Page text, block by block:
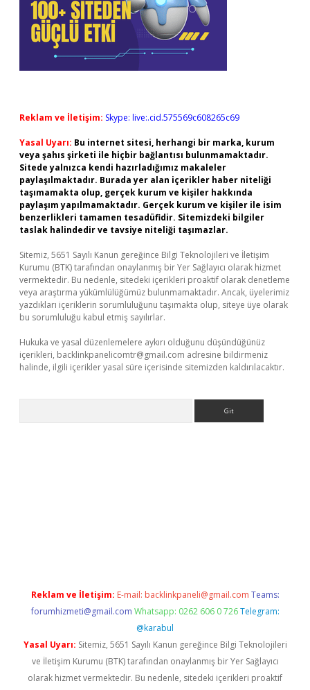
Reklam ve İletişim: Skype: live:.cid.575569c608265c69
Yasal Uyarı: Bu internet sitesi, herhangi bir marka, kurum
veya şahıs şirketi ile hiçbir bağlantısı bulunmamaktadır.
Sitede yalnızca kendi hazırladığımız makaleler
paylaşılmaktadır. Burada yer alan içerikler haber niteliği
taşımamakta olup, gerçek kurum ve kişiler hakkında
paylaşım yapılmamaktadır. Gerçek kurum ve kişiler ile isim
benzerlikleri tamamen tesadüfidir. Sitemizdeki bilgiler
taslak halindedir ve tavsiye niteliği taşımazlar.
Sitemiz, 5651 Sayılı Kanun gereğince Bilgi Teknolojileri ve İletişim
Kurumu (BTK) tarafından onaylanmış bir Yer Sağlayıcı olarak hizmet
vermektedir. Bu nedenle, sitedeki içerikleri proaktif olarak denetleme
veya araştırma yükümlülüğümüz bulunmamaktadır. Ancak, üyelerimiz
yazdıkları içeriklerin sorumluluğunu taşımakta olup, siteye üye olarak
bu sorumluluğu kabul etmiş sayılırlar.
Hukuka ve yasal düzenlemelere aykırı olduğunu düşündüğünüz
içerikleri, backlinkpanelicomtr@gmail.com adresine bildirmeniz
halinde, ilgili içerikler yasal süre içerisinde sitemizden kaldırılacaktır.
Reklam ve İletişim: E-mail: backlinkpaneli@gmail.com Teams:
forumhizmeti@gmail.com Whatsapp: 0262 606 0 726 Telegram:
@karabul
Yasal Uyarı: Sitemiz, 5651 Sayılı Kanun gereğince Bilgi Teknolojileri
ve İletişim Kurumu (BTK) tarafından onaylanmış bir Yer Sağlayıcı
olarak hizmet vermektedir. Bu nedenle, sitedeki içerikleri proaktif